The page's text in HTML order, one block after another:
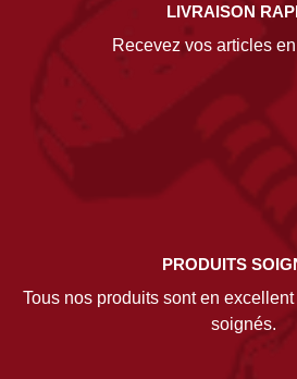
LIVRAISON
Recevez vos articles
PRODUITS
Tous nos produits sont en
soignés.